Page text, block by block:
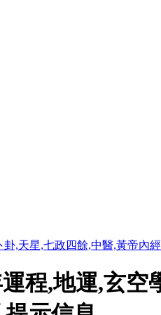
,天星,七政四餘,中醫,黃帝內經
程,地運,玄空